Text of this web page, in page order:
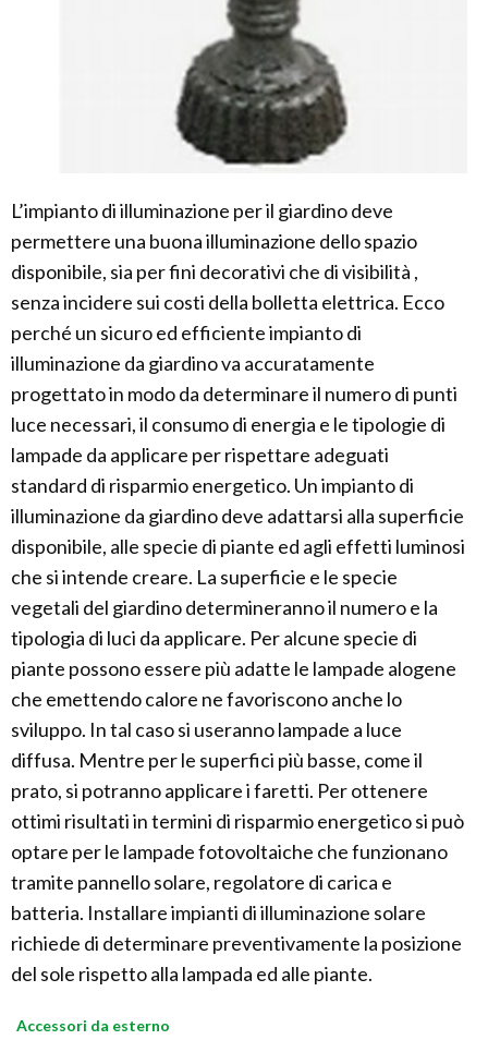
L’impianto di illuminazione per il giardino deve
permettere una buona illuminazione dello spazio
disponibile, sia per fini decorativi che di visibilità ,
senza incidere sui costi della bolletta elettrica. Ecco
perché un sicuro ed efficiente impianto di
illuminazione da giardino va accuratamente
progettato in modo da determinare il numero di punti
luce necessari, il consumo di energia e le tipologie di
lampade da applicare per rispettare adeguati
standard di risparmio energetico. Un impianto di
illuminazione da giardino deve adattarsi alla superficie
disponibile, alle specie di piante ed agli effetti luminosi
che si intende creare. La superficie e le specie
vegetali del giardino determineranno il numero e la
tipologia di luci da applicare. Per alcune specie di
piante possono essere più adatte le lampade alogene
che emettendo calore ne favoriscono anche lo
sviluppo. In tal caso si useranno lampade a luce
diffusa. Mentre per le superfici più basse, come il
prato, si potranno applicare i faretti. Per ottenere
ottimi risultati in termini di risparmio energetico si può
optare per le lampade fotovoltaiche che funzionano
tramite pannello solare, regolatore di carica e
batteria. Installare impianti di illuminazione solare
richiede di determinare preventivamente la posizione
del sole rispetto alla lampada ed alle piante.
Accessori da esterno